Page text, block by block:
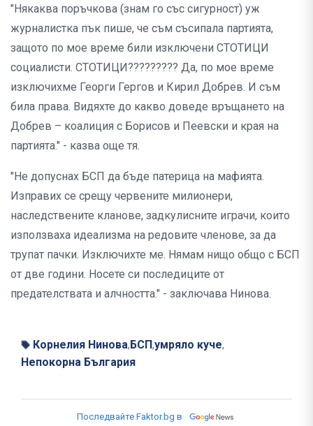
"Някаква поръчкова (знам го със сигурност) уж
журналистка пък пише, че съм съсипала партията,
защото по мое време били изключени СТОТИЦИ
социалисти. СТОТИЦИ????????? Да, по мое време
изключихме Георги Гергов и Кирил Добрев. И съм
била права. Видяхте до какво доведе връщането на
Добрев – коалиция с Борисов и Пеевски и края на
партията." - казва още тя.
"Не допуснах БСП да бъде патерица на мафията.
Изправих се срещу червените милионери,
наследствените кланове, задкулисните играчи, които
използваха идеализма на редовите членове, за да
трупат пачки. Изключихте ме. Нямам нищо общо с БСП
от две години. Носете си последиците от
предателствата и алчността." - заключава Нинова.
Корнелия Нинова, БСП,умряло куче,
Непокорна България
Последвайте Faktor.bg в